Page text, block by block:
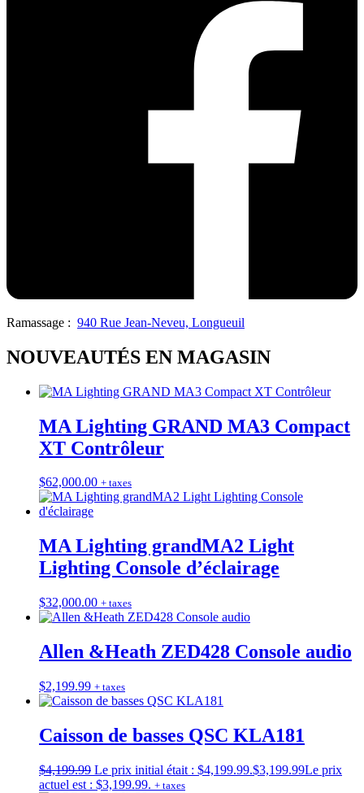
Ramassage : 940 Rue Jean-Neveu, Longueuil
NOUVEAUTÉS EN MAGASIN
MA Lighting GRAND MA3 Compact
XT Contrôleur
$62,000.00 + taxes
MA Lighting grandMA2 Light
Lighting Console d’éclairage
$32,000.00 + taxes
Allen &Heath ZED428 Console audio
$2,199.99 + taxes
Caisson de basses QSC KLA181
$4,199.99 Le prix initial était : $4,199.99.$3,199.99Le prix
actuel est : $3,199.99. + taxes